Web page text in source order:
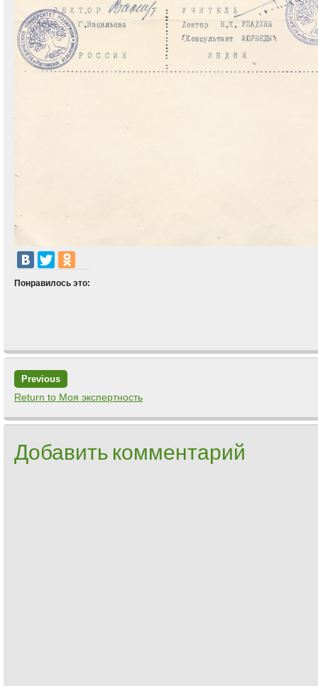
Понравилось это:
Previous
Return to Моя экспертность
Добавить комментарий